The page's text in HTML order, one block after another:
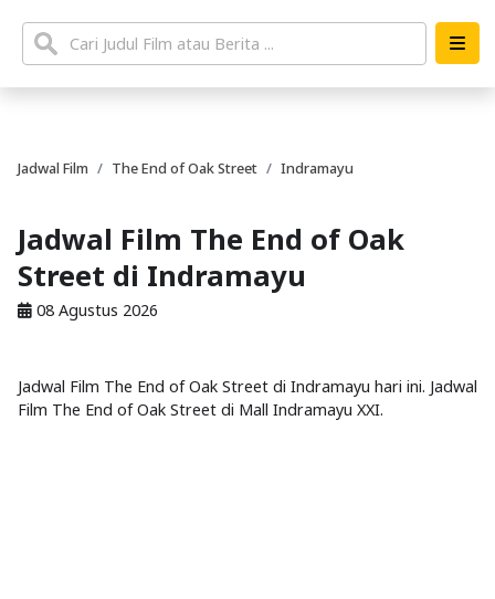
Jadwal Film The End of Oak Street Indramayu
Jadwal Film The End of Oak
Street di Indramayu
08 Agustus 2026
Jadwal Film The End of Oak Street di Indramayu hari ini. Jadwal
Film The End of Oak Street di Mall Indramayu XXI.